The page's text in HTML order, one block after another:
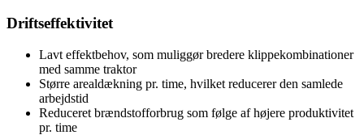
Driftseffektivitet
Lavt effektbehov, som muliggør bredere klippekombinationer
med samme traktor
Større arealdækning pr. time, hvilket reducerer den samlede
arbejdstid
Reduceret brændstofforbrug som følge af højere produktivitet
pr. time